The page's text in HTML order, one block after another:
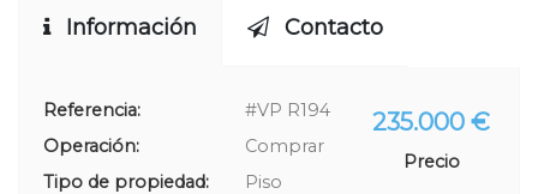
Información Contacto
Referencia:
#VP R194
Operación:
Comprar
Tipo de propiedad:
Piso
235.000 €
Precio